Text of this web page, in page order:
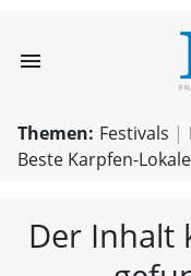
menu
Themen: Festivals
Beste Karpfen-Lokale
Der Inhalt